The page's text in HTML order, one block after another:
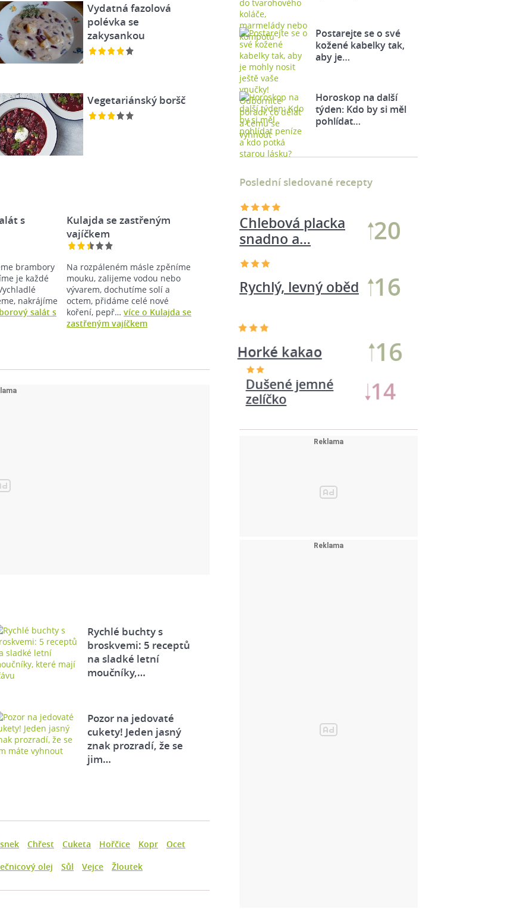
Vydatná fazolová
polévka se
zakysankou
Vegetariánský boršč
s
brambory
je každé
nakrájíme
salát s
Kulajda se zastřeným
vajíčkem
Na rozpáleném másle zpěníme
mouku, zalijeme vodou nebo
vývarem, dochutíme solí a
octem, přidáme celé nové
koření, pepř…více o Kulajda se
zastřeným vajíčkem
Rychlé buchty s
broskvemi: 5 receptů
na sladké letní
moučníky,…
Pozor na jedovaté
cukety! Jeden jasný
znak prozradí, že se
jim…
Chřest Cuketa Hořčice Kopr
Ocet
olej Sůl Vejce Žloutek
Postarejte se o své
kožené kabelky tak,
aby je…
Horoskop na další
týden: Kdo by si měl
pohlídat…
Poslední sledované recepty
Dušené jemné
zelíčko
14
Chlebová placka
snadno a…
20
Horké kakao 16
Rychlý, levný oběd 16